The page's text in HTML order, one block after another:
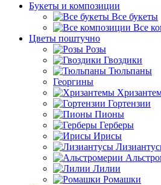
Букеты и композиции
Все букеты
Все
Цветы поштучно
Розы
Гвоздики
Тюльпаны
Георгины
Гортензии
Пионы
Герберы
Ирисы
Лилии
Ромашки